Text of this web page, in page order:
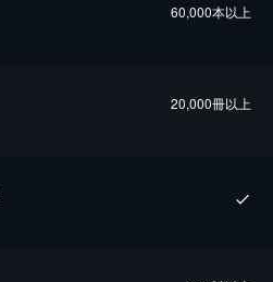
60,000本以上
20,000冊以上